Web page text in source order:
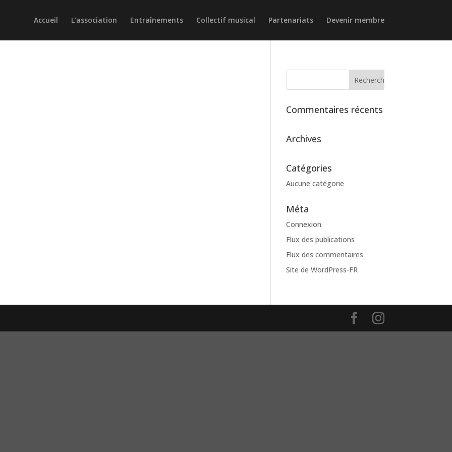
Accueil L’association Entraînements Collectif musical Partenariats Devenir membre
Commentaires récents
Archives
Catégories
Aucune catégorie
Méta
Connexion
Flux des publications
Flux des commentaires
Site de WordPress-FR